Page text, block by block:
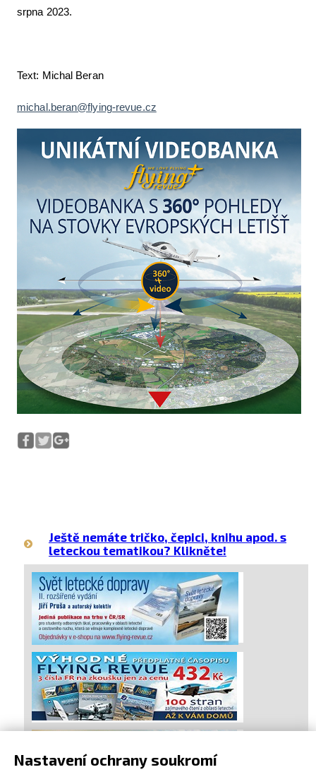
srpna 2023.
Text: Michal Beran
michal.beran@flying-revue.cz
Ještě nemáte tričko, čepici, knihu apod. s
leteckou tematikou? Klikněte!
Nastavení ochrany soukromí